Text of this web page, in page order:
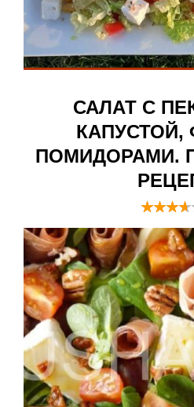
САЛАТ С
КАПУСТОЙ,
ПОМИДОРАМИ.